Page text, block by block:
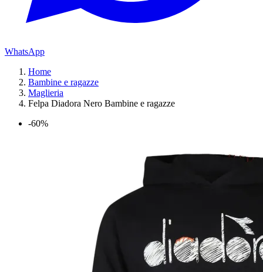
WhatsApp
Home
Bambine e ragazze
Maglieria
Felpa Diadora Nero Bambine e ragazze
-60%